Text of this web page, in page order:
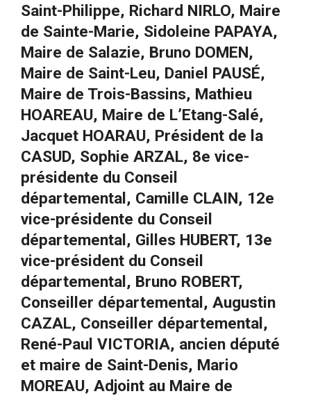
Saint-Philippe, Richard NIRLO, Maire
de Sainte-Marie, Sidoleine PAPAYA,
Maire de Salazie, Bruno DOMEN,
Maire de Saint-Leu, Daniel PAUSÉ,
Maire de Trois-Bassins, Mathieu
HOAREAU, Maire de L’Etang-Salé,
Jacquet HOARAU, Président de la
CASUD, Sophie ARZAL, 8e vice-
présidente du Conseil
départemental, Camille CLAIN, 12e
vice-présidente du Conseil
départemental, Gilles HUBERT, 13e
vice-président du Conseil
départemental, Bruno ROBERT,
Conseiller départemental, Augustin
CAZAL, Conseiller départemental,
René-Paul VICTORIA, ancien député
et maire de Saint-Denis, Mario
MOREAU, Adjoint au Maire de